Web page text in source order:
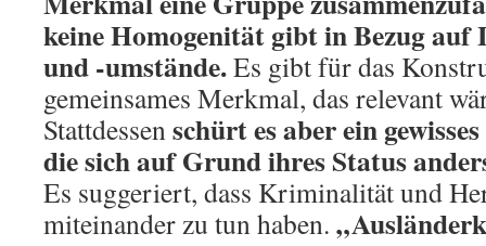
keine Homogenität gibt in Bezug auf
und -umstände.Es gibt für das
gemeinsames Merkmal, das relevant
Stattdessenschürt es aber ein
die sich auf Grund ihres Status
Es suggeriert, dass Kriminalität und
miteinander zu tun haben.